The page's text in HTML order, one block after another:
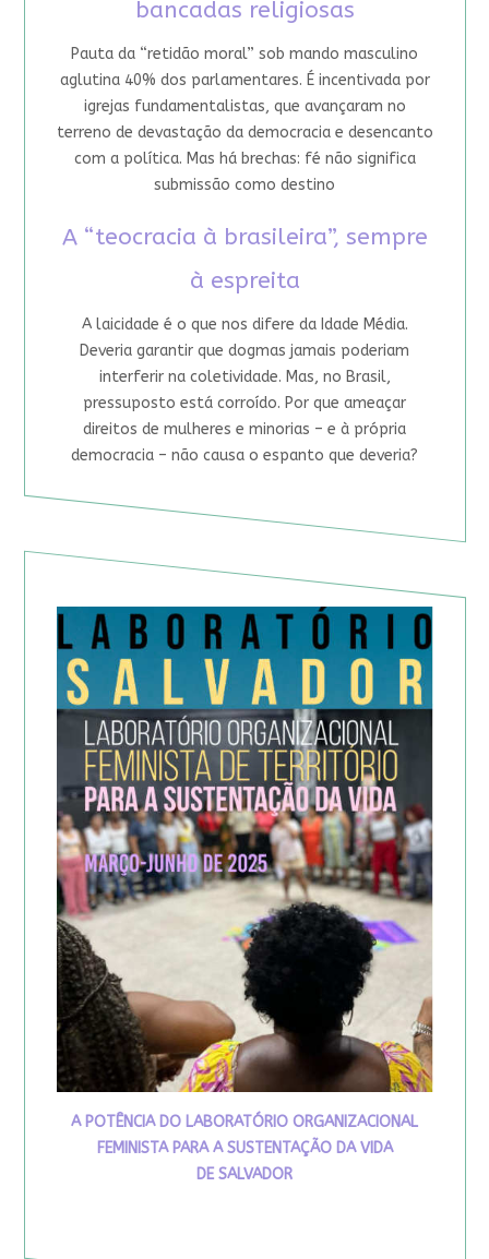
bancadas religiosas
Pauta da “retidão moral” sob mando masculino
aglutina 40% dos parlamentares. É incentivada por
igrejas fundamentalistas, que avançaram no
terreno de devastação da democracia e desencanto
com a política. Mas há brechas: fé não significa
submissão como destino
A “teocracia à brasileira”, sempre
à espreita
A laicidade é o que nos difere da Idade Média.
Deveria garantir que dogmas jamais poderiam
interferir na coletividade. Mas, no Brasil,
pressuposto está corroído. Por que ameaçar
direitos de mulheres e minorias – e à própria
democracia – não causa o espanto que deveria?
A POTÊNCIA DO LABORATÓRIO ORGANIZACIONAL
FEMINISTA PARA A SUSTENTAÇÃO DA VIDA
DE SALVADOR